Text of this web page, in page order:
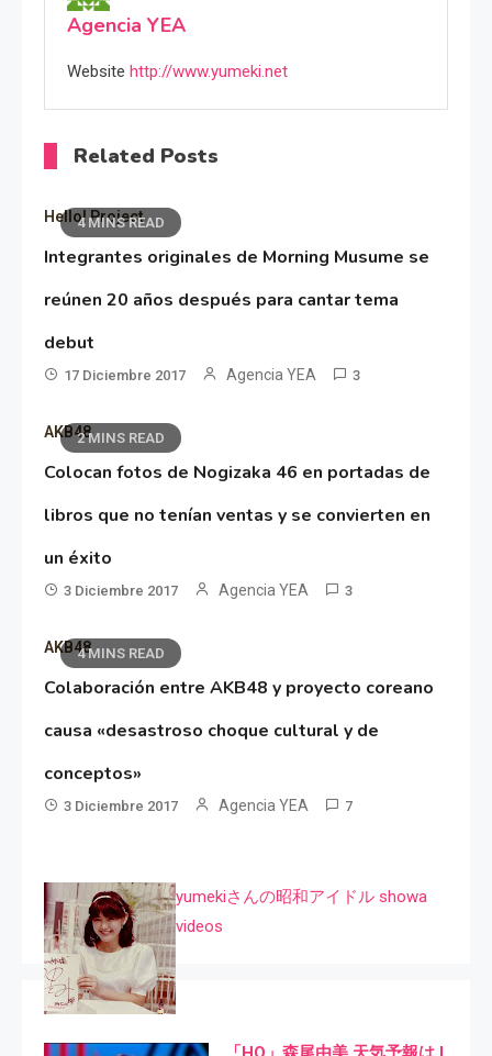
Agencia YEA
Website http://www.yumeki.net
Related Posts
4 MINS READ
Hello! Project
Integrantes originales de Morning Musume se
reúnen 20 años después para cantar tema
debut
17 Diciembre 2017 Agencia YEA 3
2 MINS READ
AKB48
Colocan fotos de Nogizaka 46 en portadas de
libros que no tenían ventas y se convierten en
un éxito
3 Diciembre 2017 Agencia YEA 3
4 MINS READ
AKB48
Colaboración entre AKB48 y proyecto coreano
causa «desastroso choque cultural y de
conceptos»
3 Diciembre 2017 Agencia YEA 7
yumekiさんの昭和アイドル showa
videos